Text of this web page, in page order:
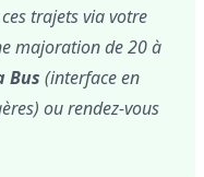
trajets via votre
majoration de 20 à
Bus (interface en
ou rendez-vous